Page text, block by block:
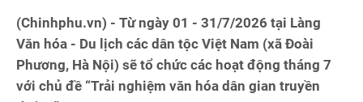
(Chinhphu.vn) - Từ ngày 01 - 31/7/2026 tại Làng
Văn hóa - Du lịch các dân tộc Việt Nam (xã Đoài
Phương, Hà Nội) sẽ tổ chức các hoạt động tháng 7
với chủ đề “Trải nghiệm văn hóa dân gian truyền